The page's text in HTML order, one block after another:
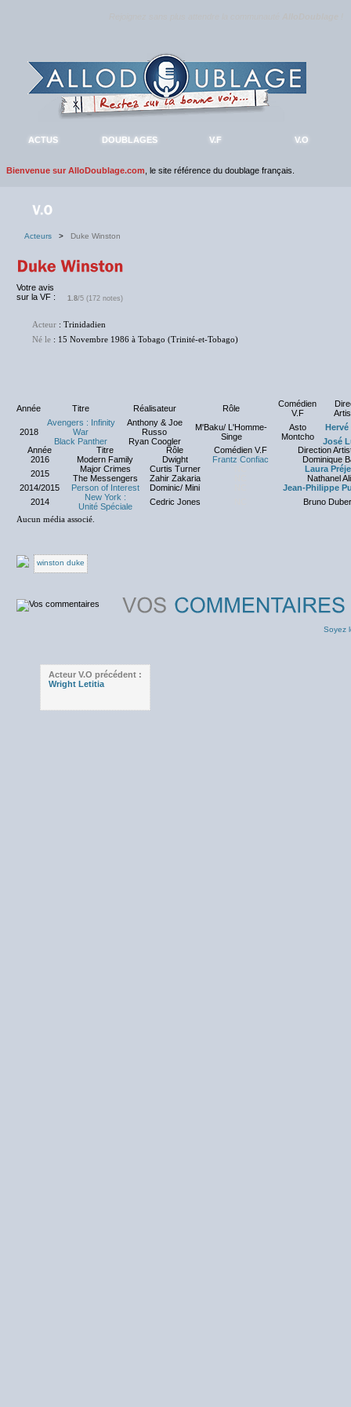
ACTUS DOUBLAGES V.F V.O
Bienvenue sur AlloDoublage.com , le site référence du doublage français.
Acteurs > Duke Winston
Votre avis
sur la VF :
1.8/5 (172 notes)
Acteur : Trinidadien
Né le : 15 Novembre 1986 à Tobago (Trinité-et-Tobago)
Année Titre Réalisateur Rôle
Comédien
V.F
2018
Avengers : Infinity
War
Anthony & Joe
Russo
M'Baku/ L'Homme-
Singe
Asto
Montcho
Black Panther
Ryan Coogler
José
Année
Titre Rôle Comédien V.F
Direction
2016
Modern Family Dwight Frantz Confiac
Dominique
2015
Major Crimes Curtis Turner
Laura
The Messengers
Zahir Zakaria
Nathanel
2014/2015
Person of Interest Dominic/ Mini
Jean-Philippe
2014
New York :
Unité Spéciale
Cedric Jones
Bruno
Aucun média associé.
winston duke
Soyez
Acteur V.O précédent :
Wright Letitia